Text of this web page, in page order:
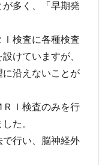
多く、「早期発
検査に各種検査
けていますが、
沿えないことが
ＲＩ検査のみを行
た。
で行い、脳神経外